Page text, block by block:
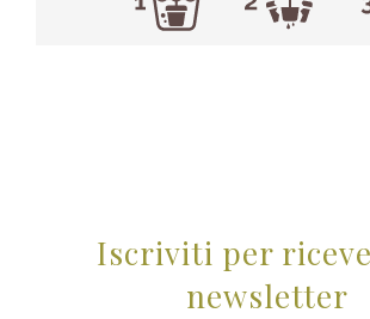
Iscriviti per
newsletter